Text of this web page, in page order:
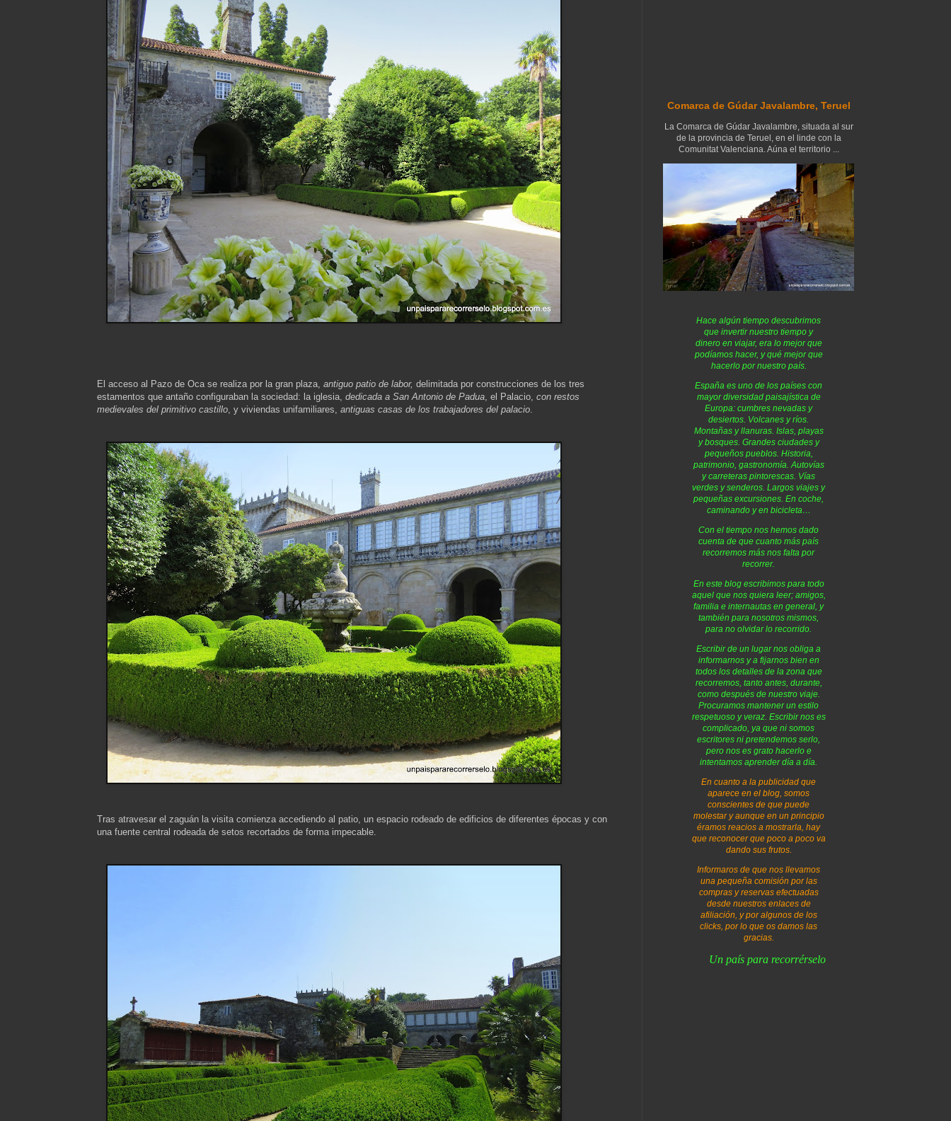
El acceso al Pazo de Oca se realiza por la gran plaza, antiguo patio de labor, delimitada por construcciones de los tres
estamentos que antaño configuraban la sociedad: la iglesia, dedicada a San Antonio de Padua , el Palacio, con restos
medievales del primitivo castillo , y viviendas unifamiliares, antiguas casas de los trabajadores del palacio
Tras atravesar el zaguán la visita comienza accediendo al patio, un espacio rodeado de edificios de diferentes épocas y con
una fuente central rodeada de setos recortados de forma impecable.
Comarca de Gúdar Javalambre, Teruel
La Comarca de Gúdar Javalambre, situada al sur
de la provincia de Teruel, en el linde con la
Comunitat Valenciana. Aúna el territorio ...
Hace algún tiempo descubrimos
que invertir nuestro tiempo y
dinero en viajar, era lo mejor que
podíamos hacer, y qué mejor que
hacerlo por nuestro país.
España es uno de los países con
mayor diversidad paisajística de
Europa: cumbres nevadas y
desiertos. Volcanes y ríos.
Montañas y llanuras. Islas, playas
y bosques. Grandes ciudades y
pequeños pueblos. Historia,
patrimonio, gastronomía. Autovías
y carreteras pintorescas. Vías
verdes y senderos. Largos viajes y
pequeñas excursiones. En coche,
caminando y en bicicleta…
Con el tiempo nos hemos dado
cuenta de que cuanto más país
recorremos más nos falta por
recorrer.
En este blog escribimos para todo
aquel que nos quiera leer; amigos,
familia e internautas en general, y
también para nosotros mismos,
para no olvidar lo recorrido.
Escribir de un lugar nos obliga a
informarnos y a fijarnos bien en
todos los detalles de la zona que
recorremos, tanto antes, durante,
como después de nuestro viaje.
Procuramos mantener un estilo
respetuoso y veraz. Escribir nos es
complicado, ya que ni somos
escritores ni pretendemos serlo,
pero nos es grato hacerlo e
intentamos aprender día a día.
En cuanto a la publicidad que
aparece en el blog, somos
conscientes de que puede
molestar y aunque en un principio
éramos reacios a mostrarla, hay
que reconocer que poco a poco va
dando sus frutos.
Informaros de que nos llevamos
una pequeña comisión por las
compras y reservas efectuadas
desde nuestros enlaces de
afiliación, y por algunos de los
clicks, por lo que os damos las
gracias.
Un país para recorrérselo